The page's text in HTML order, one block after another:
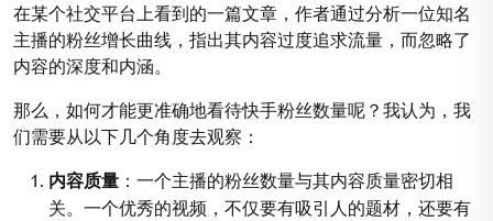
在某个社交平台上看到的一篇文章，作者通过分析一位知名
主播的粉丝增长曲线，指出其内容过度追求流量，而忽略了
内容的深度和内涵。
那么，如何才能更准确地看待快手粉丝数量呢？我认为，我
们需要从以下几个角度去观察：
内容质量 ：一个主播的粉丝数量与其内容质量密切相
关。一个优秀的视频，不仅要有吸引人的题材，还要有